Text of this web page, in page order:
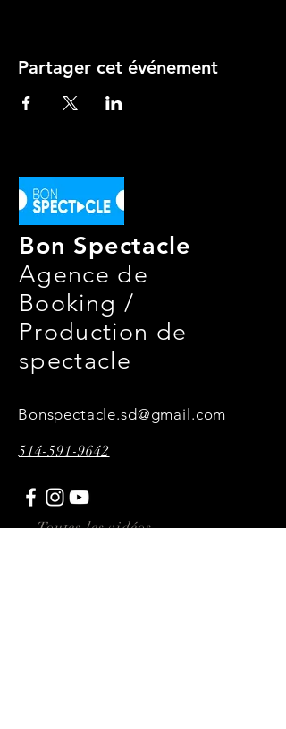
Partager cet événement
Bon Spectacle
Agence de
Booking /
Production de
spectacle
Bonspectacle.sd@gmail.com
514-591-9642
Toutes les vidéos,